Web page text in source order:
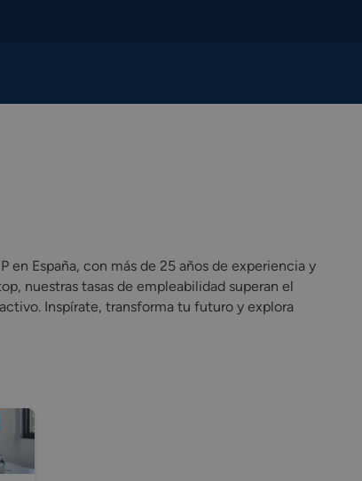
en España, con más de 25 años de experiencia y
nuestras tasas de empleabilidad superan el
Inspírate, transforma tu futuro y explora